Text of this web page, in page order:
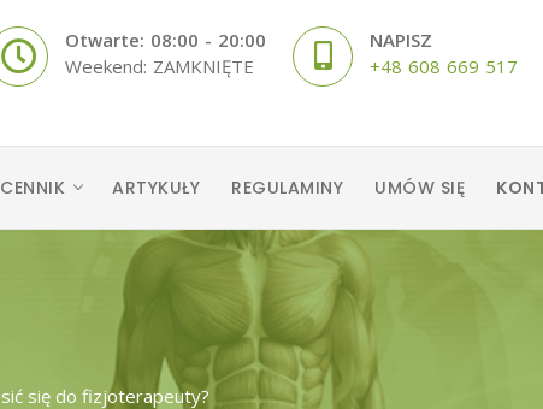
Otwarte: 08:00 - 20:00
Weekend: ZAMKNIĘTE
NAPISZ
+48 608 669 517
CENNIK ARTYKUŁY REGULAMINY UMÓW SIĘ
się do fizjoterapeuty?